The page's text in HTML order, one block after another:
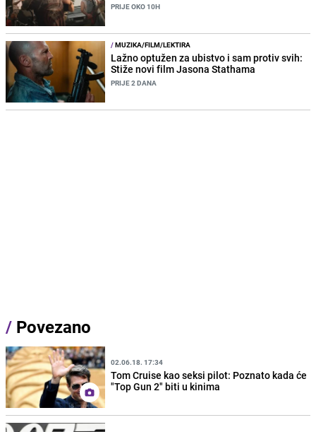
PRIJE OKO 10H
/MUZIKA/FILM/LEKTIRA
Lažno optužen za ubistvo i sam protiv svih:
Stiže novi film Jasona Stathama
PRIJE 2 DANA
/ Povezano
02.06.18. 17:34
Tom Cruise kao seksi pilot: Poznato kada će
"Top Gun 2" biti u kinima